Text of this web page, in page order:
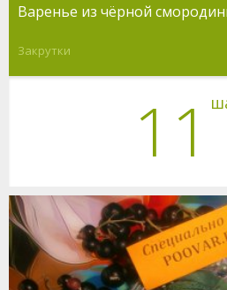
Варенье из чёрной
Закрутки
11